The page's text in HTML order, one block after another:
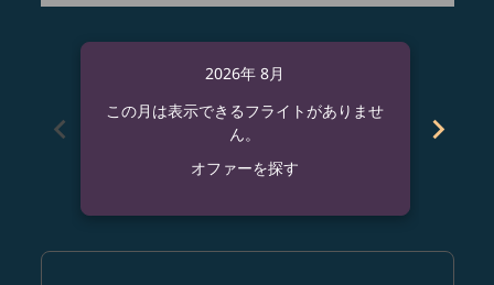
chevron_left
2026年 8月
この月は表示できるフライトがありませ
ん。
オファーを探す
chevron_right